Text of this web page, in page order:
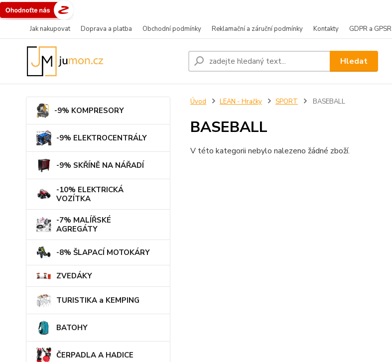
Jak nakupovat Doprava a platba Obchodní podmínky Reklamační a záruční podmínky Kontakty GDPR a GPSR
Hledat
-9% KOMPRESORY
-9% ELEKTROCENTRÁLY
-9% SKŘÍNĚ NA NÁŘADÍ
-10% ELEKTRICKÁ
VOZÍTKA
-7% MALÍŘSKÉ
AGREGÁTY
-8% ŠLAPACÍ MOTOKÁRY
ZVEDÁKY
TURISTIKA a KEMPING
BATOHY
ČERPADLA A HADICE
Úvod LEAN - Hračky SPORT BASEBALL
BASEBALL
V této kategorii nebylo nalezeno žádné zboží.